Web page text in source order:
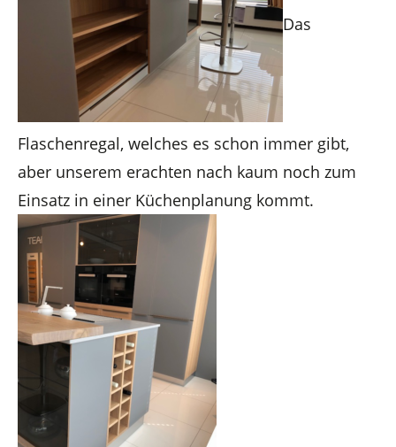
Das
Flaschenregal, welches es schon immer gibt,
aber unserem erachten nach kaum noch zum
Einsatz in einer Küchenplanung kommt.